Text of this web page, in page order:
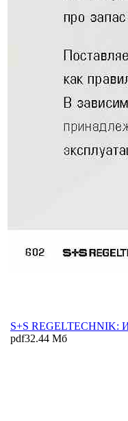
S+S REGELTECHNIK:
pdf32.44 Мб